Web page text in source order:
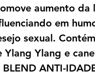
aumento da
em
sexual.
Ylang Ylang e
BLEND ANTI-